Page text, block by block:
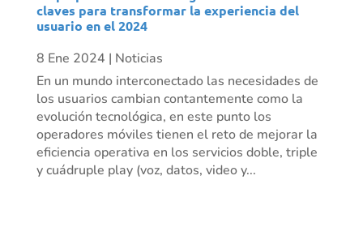
claves para transformar la experiencia del
usuario en el 2024
8 Ene 2024 | Noticias
En un mundo interconectado las necesidades de
los usuarios cambian contantemente como la
evolución tecnológica, en este punto los
operadores móviles tienen el reto de mejorar la
eficiencia operativa en los servicios doble, triple
y cuádruple play (voz, datos, video y...